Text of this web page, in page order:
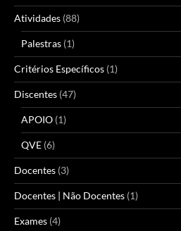
Atividades (88)
Palestras (1)
Critérios Específicos (1)
Discentes (47)
APOIO (1)
QVE (6)
Docentes (3)
Docentes | Não Docentes (1)
Exames (4)